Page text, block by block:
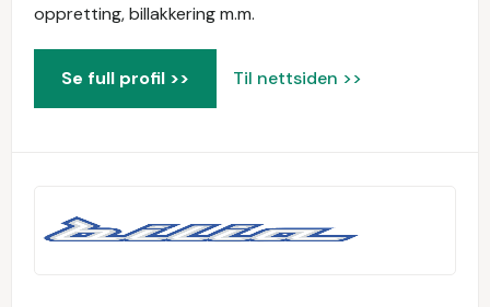
oppretting, billakkering m.m.
Se full profil >> Til nettsiden >>